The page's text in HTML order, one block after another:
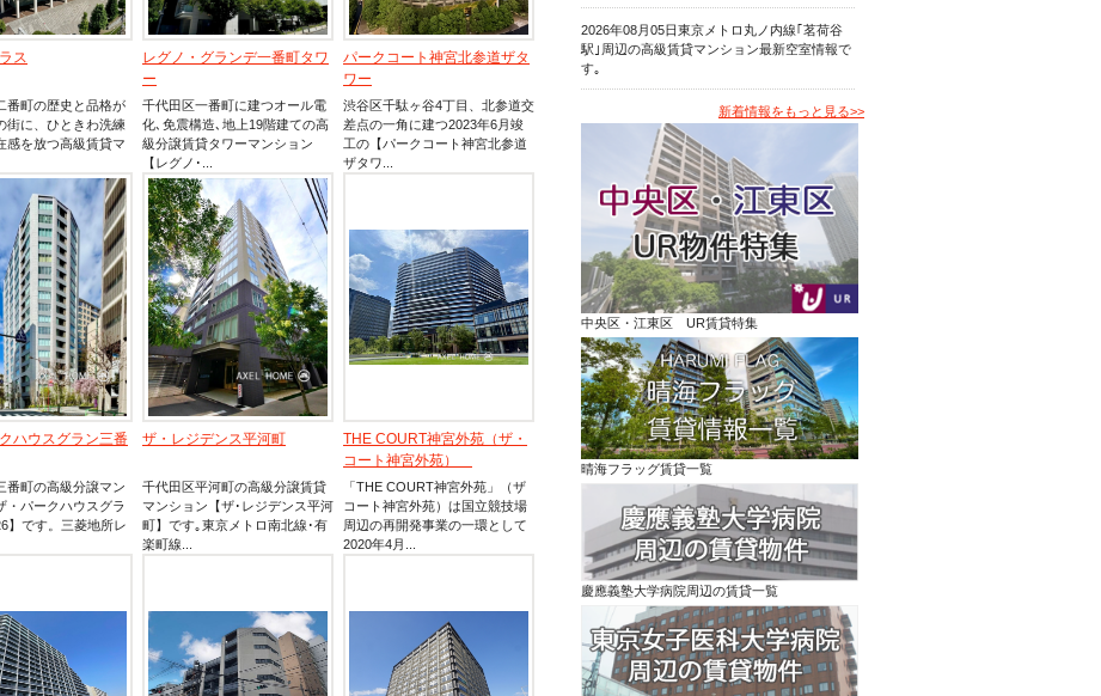
ス
番町の歴史と品格が
街に、ひときわ洗練
感を放つ高級賃貸マ
レグノ・グランデ一番町タワ
ー
千代田区一番町に建つオール電
化､免震構造､地上19階建ての高
級分譲賃貸タワーマンション
【レグノ･...
パークコート神宮北参道ザタ
ワー
渋谷区千駄ヶ谷4丁目、北参道交
差点の一角に建つ2023年6月竣
工の【パークコート神宮北参道
ザタワ...
ハウスグラン三番
番町の高級分譲マン
・パークハウスグラ
】です。三菱地所レ
ザ・レジデンス平河町
千代田区平河町の高級分譲賃貸
マンション【ザ･レジデンス平河
町】です｡東京メトロ南北線･有
楽町線...
THE COURT神宮外苑（ザ・
コート神宮外苑）
「THE COURT神宮外苑」（ザ
コート神宮外苑）は国立競技場
周辺の再開発事業の一環として
2020年4月...
2026年08月05日東京メトロ丸ノ内線｢茗荷谷
駅｣周辺の高級賃貸マンション最新空室情報で
す｡
新着情報をもっと見る>>
中央区・江東区 UR賃貸特集
晴海フラッグ賃貸一覧
慶應義塾大学病院周辺の賃貸一覧